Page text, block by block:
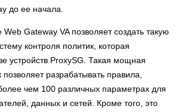
до ее начала.
Gateway VA позволяет создать такую
контроля политик, которая
устройств ProxySG. Такая мощная
разрабатывать правила,
чем 100 различных параметрах для
данных и сетей. Кроме того, это